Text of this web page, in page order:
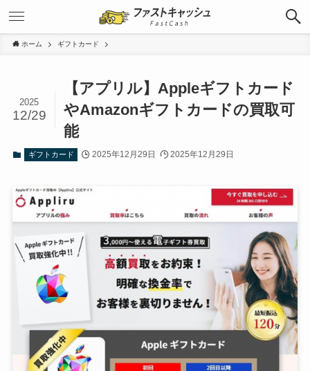
ホーム ギフトカード
【アプリル】Appleギフトカード
やAmazonギフトカードの買取可
能
2025
12/29
ギフトカード 2025年12月29日 2025年12月29日